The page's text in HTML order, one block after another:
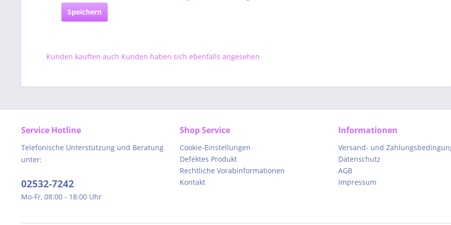
Speichern
Kunden kauften auch Kunden haben sich ebenfalls angesehen
Service Hotline
Telefonische Unterstützung und Beratung
unter:
02532-7242
Mo-Fr, 08:00 - 18:00 Uhr
Shop Service
Cookie-Einstellungen
Defektes Produkt
Rechtliche Vorabinformationen
Kontakt
Informationen
Versand- und
Datenschutz
AGB
Impressum